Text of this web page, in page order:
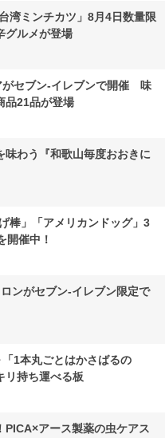
湾ミンチカツ」8月4日数量限
グルメが登場
がセブン-イレブンで開催 味
品21品が登場
味わう『和歌山毎度おおきに
棒」「アメリカンドッグ」3
開催中！
ンがセブン‐イレブン限定で
1本丸ごとはかさばるの
持ち運べる板
PICA×アース製薬の虫ケアス